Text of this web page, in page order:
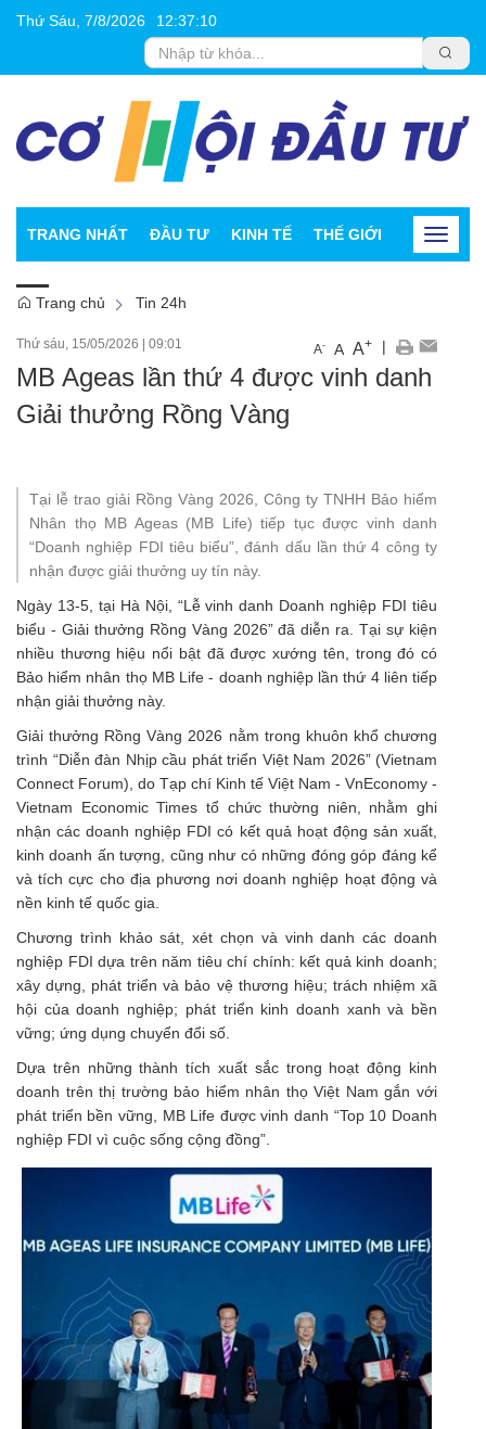
Thứ Sáu, 7/8/2026 12:37:10
TRANG NHẤT ĐẦU TƯ KINH TẾ THẾ GIỚI CHỨNG
Toggle
Trang chủ Tin 24h
Thứ sáu, 15/05/2026 | 09:01 A- A A+ |
MB Ageas lần thứ 4 được vinh danh
Giải thưởng Rồng Vàng
Tại lễ trao giải Rồng Vàng 2026, Công ty TNHH Bảo hiểm
Nhân thọ MB Ageas (MB Life) tiếp tục được vinh danh
“Doanh nghiệp FDI tiêu biểu”, đánh dấu lần thứ 4 công ty
nhận được giải thưởng uy tín này.
Ngày 13-5, tại Hà Nội, “Lễ vinh danh Doanh nghiệp FDI tiêu
biểu - Giải thưởng Rồng Vàng 2026” đã diễn ra. Tại sự kiện
nhiều thương hiệu nổi bật đã được xướng tên, trong đó có
Bảo hiểm nhân thọ MB Life - doanh nghiệp lần thứ 4 liên tiếp
nhận giải thưởng này.
Giải thưởng Rồng Vàng 2026 nằm trong khuôn khổ chương
trình “Diễn đàn Nhịp cầu phát triển Việt Nam 2026” (Vietnam
Connect Forum), do Tạp chí Kinh tế Việt Nam - VnEconomy -
Vietnam Economic Times tổ chức thường niên, nhằm ghi
nhận các doanh nghiệp FDI có kết quả hoạt động sản xuất,
kinh doanh ấn tượng, cũng như có những đóng góp đáng kể
và tích cực cho địa phương nơi doanh nghiệp hoạt động và
nền kinh tế quốc gia.
Chương trình khảo sát, xét chọn và vinh danh các doanh
nghiệp FDI dựa trên năm tiêu chí chính: kết quả kinh doanh;
xây dựng, phát triển và bảo vệ thương hiệu; trách nhiệm xã
hội của doanh nghiệp; phát triển kinh doanh xanh và bền
vững; ứng dụng chuyển đổi số.
Dựa trên những thành tích xuất sắc trong hoạt động kinh
doanh trên thị trường bảo hiểm nhân thọ Việt Nam gắn với
phát triển bền vững, MB Life được vinh danh “Top 10 Doanh
nghiệp FDI vì cuộc sống cộng đồng”.